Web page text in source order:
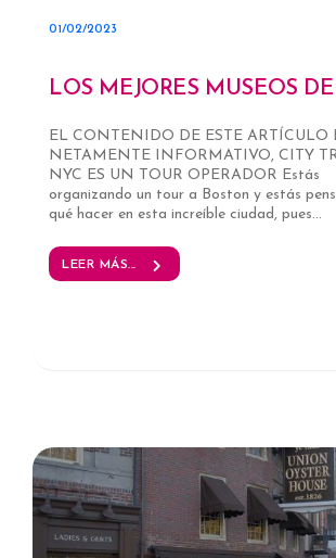
01/02/2023
LOS MEJORES MUSEOS
EL CONTENIDO DE ESTE ARTÍCULO
NETAMENTE INFORMATIVO, CITY
NYC ES UN TOUR OPERADOR Estás
organizando un tour a Boston y estás
qué hacer en esta increíble ciudad, pues...
LEER MÁS...